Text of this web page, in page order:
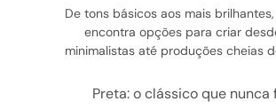
De tons básicos aos mais
encontra opções para criar
minimalistas até produções cheias
preta: o clássico que nunca